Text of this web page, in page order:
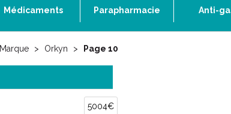
Médicaments Parapharmacie Anti-
Marque Orkyn Page 10
5004€